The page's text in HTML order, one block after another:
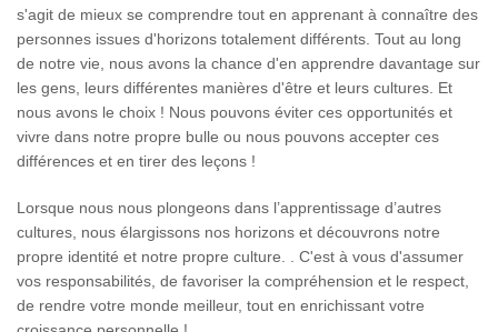
s'agit de mieux se comprendre tout en apprenant à connaître des
personnes issues d'horizons totalement différents. Tout au long
de notre vie, nous avons la chance d'en apprendre davantage sur
les gens, leurs différentes manières d'être et leurs cultures. Et
nous avons le choix ! Nous pouvons éviter ces opportunités et
vivre dans notre propre bulle ou nous pouvons accepter ces
différences et en tirer des leçons !
Lorsque nous nous plongeons dans l’apprentissage d’autres
cultures, nous élargissons nos horizons et découvrons notre
propre identité et notre propre culture. . C'est à vous d'assumer
vos responsabilités, de favoriser la compréhension et le respect,
de rendre votre monde meilleur, tout en enrichissant votre